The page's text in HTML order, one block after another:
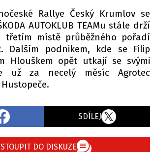
Rallye Český Krumlov se
AUTOKLUB TEAMu stále drží
třetím místě průběžného pořadí
Dalším podnikem, kde se Filip
Hlouškem opět utkají se svými
už za necelý měsíc Agrotec
SDÍLEJ
DO DISKUZE